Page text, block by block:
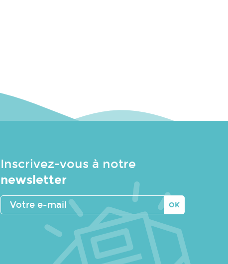
Inscrivez-vous à notre
newsletter
Votre
e-